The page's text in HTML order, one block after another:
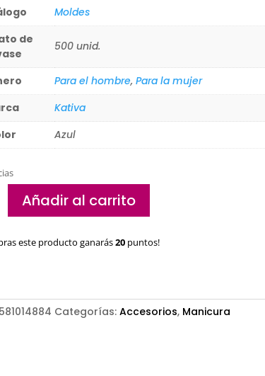
Moldes
de
500 unid.
Para el hombre, Para la mujer
Kativa
Azul
Añadir al carrito
este producto ganarás20 puntos!
Categorías: Accesorios, Manicura